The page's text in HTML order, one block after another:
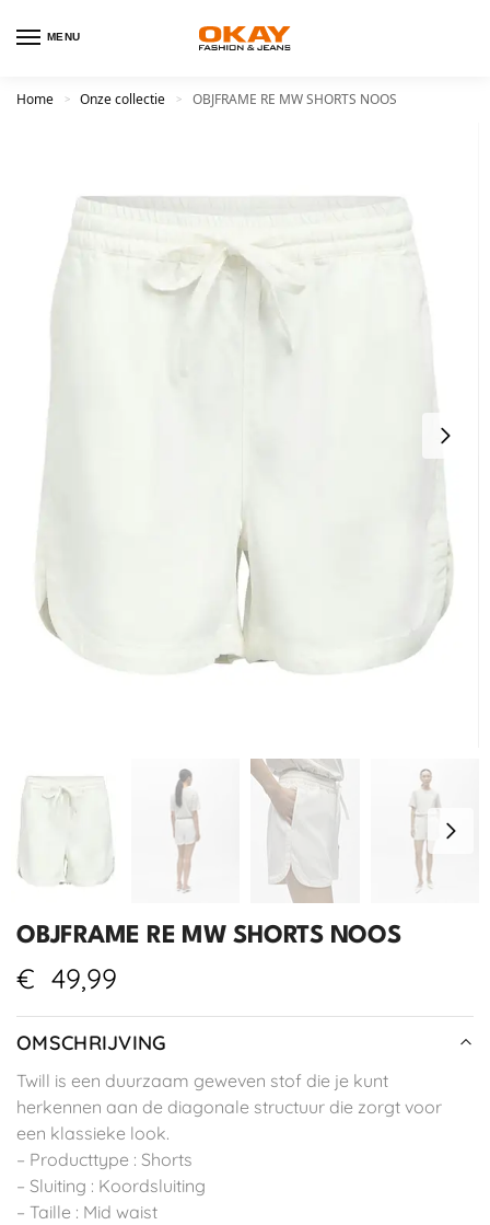
MENU
Home > Onze collectie > OBJFRAME RE MW SHORTS NOOS
OBJFRAME RE MW SHORTS NOOS
€ 49,99
OMSCHRIJVING
Twill is een duurzaam geweven stof die je kunt
herkennen aan de diagonale structuur die zorgt voor
een klassieke look.
– Producttype : Shorts
– Sluiting : Koordsluiting
– Taille : Mid waist